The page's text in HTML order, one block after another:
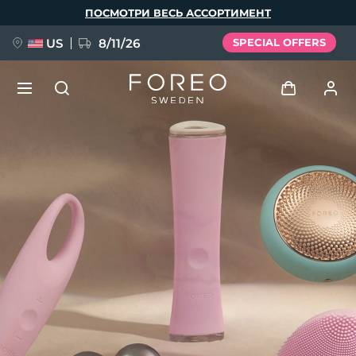
ПОСМОТРИ ВЕСЬ АССОРТИМЕНТ
US 8/11/26 SPECIAL OFFERS
Профиль пользователя
Мои приборы
Мои заказы
Мои адреса
Мои подписки
FAQ™ Pure Beauty-Tech Elixir
issa™ Teeth Whitening Set
English
Español
Français
Português
Русский
Türkçe
简体中文